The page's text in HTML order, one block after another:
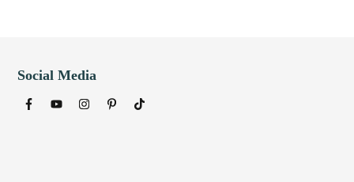
Social Media